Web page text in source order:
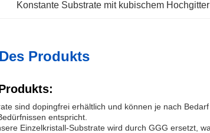
Konstante Substrate mit kubischem Hochgitter
Produkts
sind dopingfrei erhältlich und können je nach
entspricht.
Einzelkristall-Substrate wird durch GGG ersetzt,